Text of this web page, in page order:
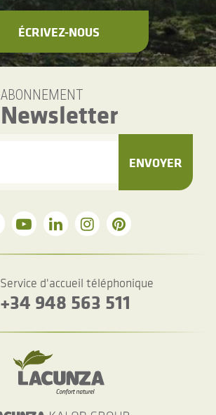
ÉCRIVEZ-NOUS
ABONNEMENT
Newsletter
ENVOYER
Service d'accueil téléphonique
+34 948 563 511